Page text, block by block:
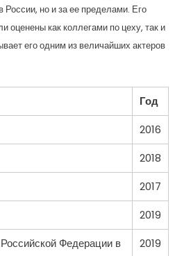
России, но и за ее пределами. Его
оценены как коллегами по цеху, так и
его одним из величайших актеров
Год
2016
2018
2017
2019
Федерации в
2019